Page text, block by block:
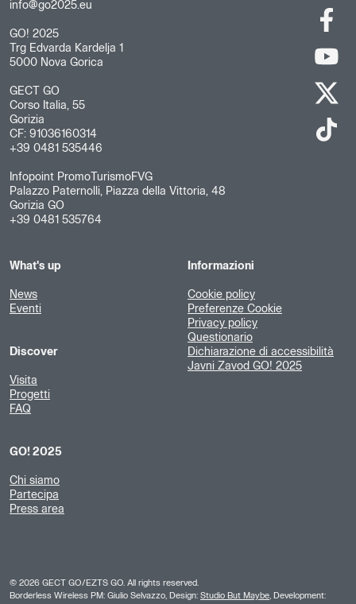
info@go2025.eu
GO! 2025
Trg Edvarda Kardelja 1
5000 Nova Gorica
GECT GO
Corso Italia, 55
Gorizia
CF: 91036160314
+39 0481 535446
Infopoint PromoTurismoFVG
Palazzo Paternolli, Piazza della Vittoria, 48
Gorizia GO
+39 0481 535764
What's up
News
Eventi
Discover
Visita
Progetti
FAQ
GO! 2025
Chi siamo
Partecipa
Press area
Informazioni
Cookie policy
Preferenze Cookie
Privacy policy
Questionario
Dichiarazione di accessibilità
Javni Zavod GO! 2025
© 2026 GECT GO/EZTS GO. All rights reserved.
Borderless Wireless PM: Giulio Selvazzo, Design: Studio But Maybe , Development: